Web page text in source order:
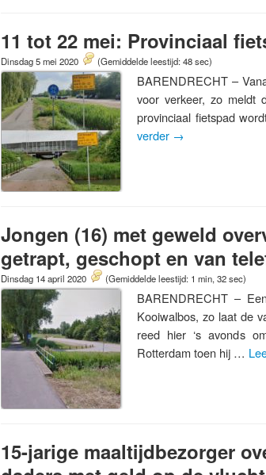
11 tot 22 mei: Provinciaal
Dinsdag 5 mei 2020 (Gemiddelde leestijd: 48 sec)
BARENDRECHT –
voor verkeer, zo meldt
provinciaal fietspad
verder →
Jongen (16) met geweld
getrapt, geschopt en van
Dinsdag 14 april 2020 (Gemiddelde leestijd: 1 min, 32 sec)
BARENDRECHT –
Kooiwalbos, zo laat de
reed hier ‘s avonds
Rotterdam toen hij …
15-jarige maaltijdbezorger